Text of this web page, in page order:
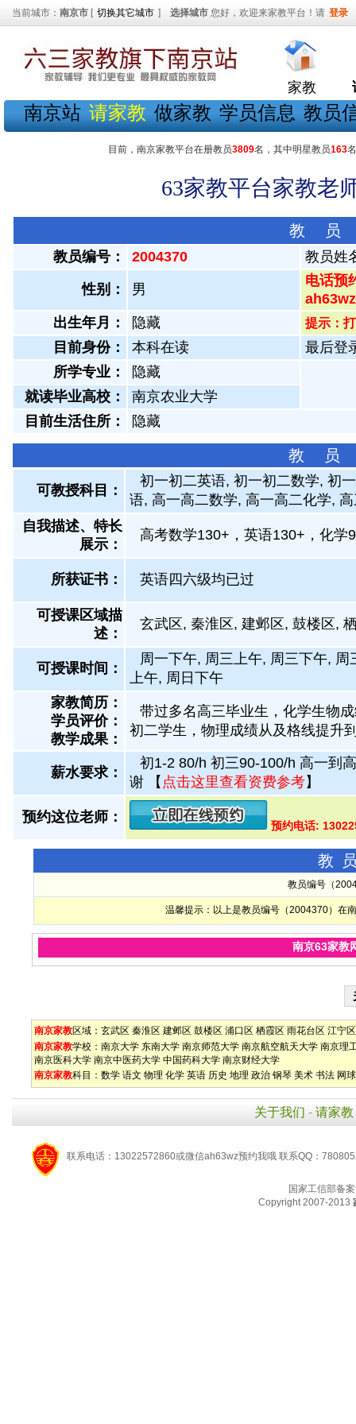
当前城市： 南京市 [ 切换其它城市 ] 选择城市 您好，欢迎来家教平台！请 登录
家教
南京站 请家教 做家教 学员信息 教员
目前，南京家教平台在册教员3809名，其中明星教员163
63家教平台家教老
教 员
教员编号： 2004370 教员姓
性别： 男
电话预
出生年月：
隐藏 提示：
目前身份： 本科在读
最后登
所学专业：
隐藏
就读毕业高校：
南京农业大学
目前生活住所：
隐藏
教 员
可教授科目：
初一初二英语, 初一初二数学, 初
语, 高一高二数学, 高一高二化学,
自我描述、特长
展示 ：
高考数学130+，英语130+，化学
所获证书 ： 英语四六级均已过
可授课区域描
述：
玄武区, 秦淮区, 建邺区, 鼓楼区,
可授课时间：
周一下午, 周三上午, 周三下午,
上午, 周日下午
家教简历：
学员评价：
教学成果：
带过多名高三毕业生，化学生物
初二学生，物理成绩从及格线提升
薪水要求：
初1-2 80/h 初三90-100/h 高一到
谢 【 点击这里查看资费参考】
预约这位老师：
预约电话:
教
教员编号（
温馨提示：以上是教员编号（2004370）在
南京63家教
南京家教区域： 玄武区 秦淮区 建邺区 鼓楼区 浦口区 栖霞区 雨花台区 江宁区
南京家教学校： 南京大学 东南大学 南京师范大学 南京航空航天大学 南京理
南京医科大学 南京中医药大学 中国药科大学 南京财经大学
南京家教科目： 数学 语文 物理 化学 英语 历史 地理 政治 钢琴 美术 书法 网球
关于我们 - 请家教
联系电话：13022572860或微信ah63wz预约我哦 联系QQ：
国家工信部备
Copyright 2007-2013